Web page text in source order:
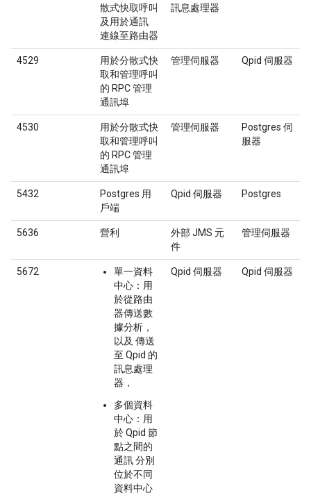
散式快取呼叫
及用於通訊
連線至路由器
訊息處理器
4529
用於分散式快
取和管理呼叫
的 RPC 管理
通訊埠
管理伺服器 Qpid 伺服器
4530
用於分散式快
取和管理呼叫
的 RPC 管理
通訊埠
管理伺服器
Postgres 伺
服器
5432
Postgres 用
戶端
Qpid 伺服器 Postgres
5636 營利
外部 JMS 元
件
管理伺服器
5672
單一資料
中心 ：用
於從路由
器傳送數
據分析，
以及 傳送
至 Qpid 的
訊息處理
器，
多個資料
中心 ：用
於 Qpid 節
點之間的
通訊 分別
位於不同
資料中心
Qpid 伺服器 Qpid 伺服器